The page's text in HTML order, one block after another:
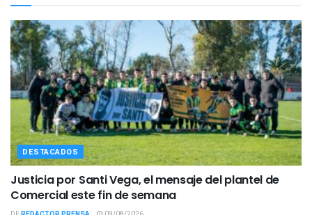
DESTACADOS
Justicia por Santi Vega, el mensaje del plantel de
Comercial este fin de semana